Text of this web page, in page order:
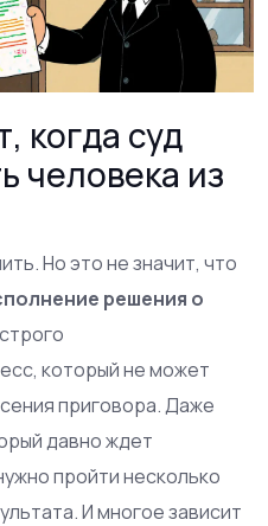
когда суд
человека из
Но это не значит, что
решения о
который не может
приговора. Даже
давно ждет
пройти несколько
И многое зависит